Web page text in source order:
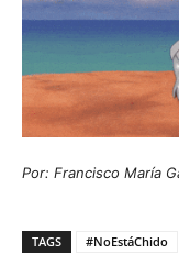
Por: Francisco María
TAGS #NoEstáChido